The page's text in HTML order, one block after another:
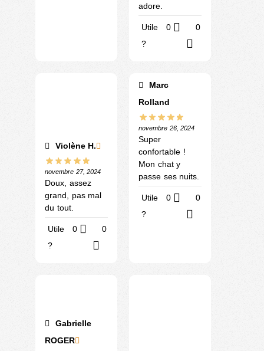
adore.
Utile
?
0 0
Violène H.
novembre 27, 2024
Doux, assez
grand, pas mal
du tout.
Utile
?
0 0
Marc
Rolland
novembre 26, 2024
Super
confortable !
Mon chat y
passe ses nuits.
Utile
?
0 0
Gabrielle
ROGER